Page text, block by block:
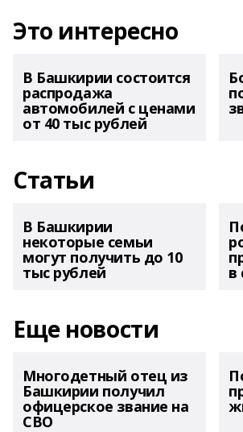
Это интересно
В Башкирии состоится
распродажа
автомобилей с ценами
от 40 тыс рублей
Статьи
В Башкирии
некоторые семьи
могут получить до 10
тыс рублей в
Еще новости
Многодетный отец из
Башкирии получил
офицерское звание на
СВО